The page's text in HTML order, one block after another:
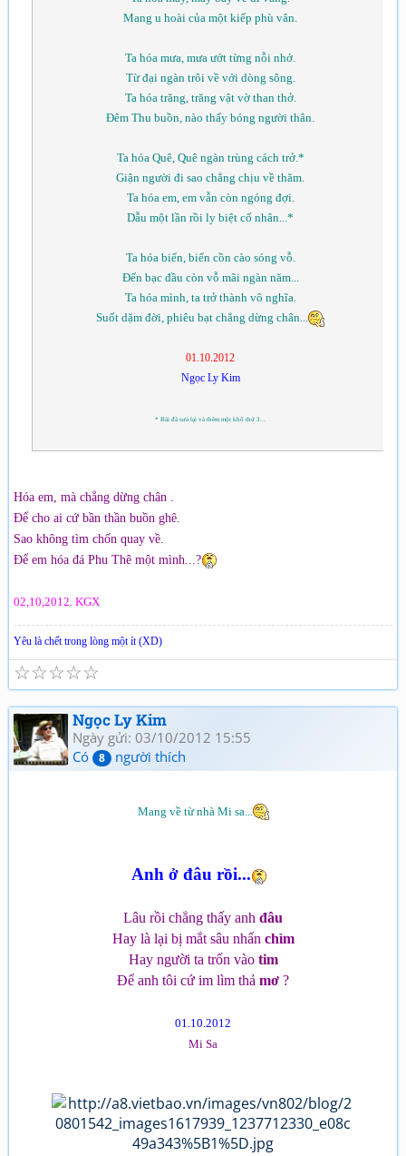
Mang u hoài của một kiếp phù vân.
Ta hóa mưa, mưa ướt từng nỗi nhớ.
Từ đại ngàn trôi về với dòng sông.
Ta hóa trăng, trăng vật vờ than thở.
Đêm Thu buồn, nào thấy bóng người thân.
Ta hóa Quê, Quê ngàn trùng cách trở.*
Giận người đi sao chẳng chịu về thăm.
Ta hóa em, em vẫn còn ngóng đợi.
Dẫu một lần rồi ly biệt cố nhân...*
Ta hóa biển, biển cồn cào sóng vỗ.
Đến bạc đầu còn vỗ mãi ngàn năm...
Ta hóa mình, ta trở thành vô nghĩa.
Suốt dặm đời, phiêu bạt chẳng dừng chân...
01.10.2012
Ngọc Ly Kim
* Bài đã sưả lại và thêm một khổ thứ 3...
Hóa em, mà chẳng dừng chân .
Để cho ai cứ bần thần buồn ghê.
Sao không tìm chốn quay về.
Để em hóa đá Phu Thê một mình...?
02,10,2012. KGX
Yêu là chết trong lòng một ít (XD)
☆
☆
☆
☆
☆
Ngọc Ly Kim
Ngày gửi: 03/10/2012 15:55
Có
8 người thích
Mang về từ nhà Mi sa...
Anh ở đâu rồi...
Lâu rồi chẳng thấy anh đâu
Hay là lại bị mắt sâu nhấn chìm
Hay người ta trốn vào tim
Để anh tôi cứ im lìm thả mơ ?
01.10.2012
Mi Sa